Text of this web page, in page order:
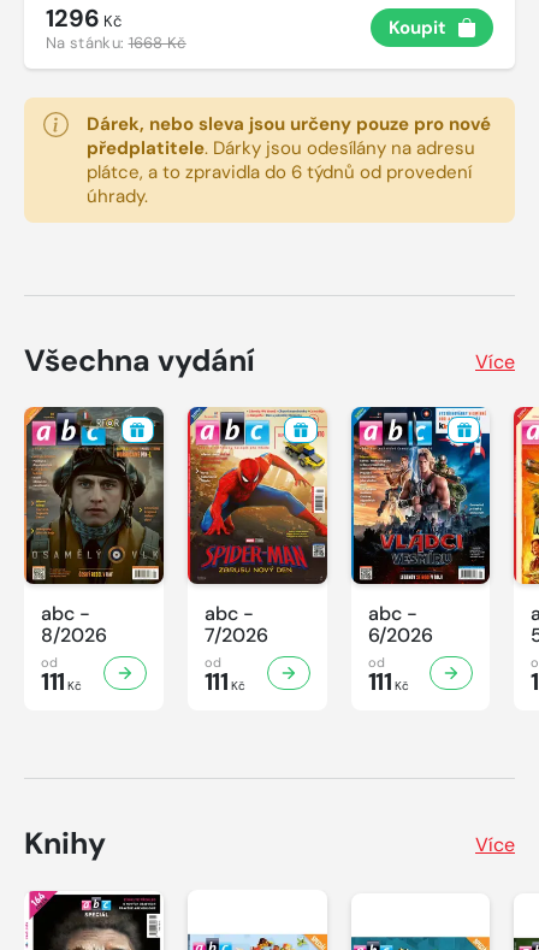
1296 Kč
Na stánku:1668 Kč
Koupit
Dárek, nebo sleva jsou určeny pouze pro nové
předplatitele. Dárky jsou odesílány na adresu
plátce, a to zpravidla do 6 týdnů od provedení
úhrady.
Všechna vydání Více
abc -
8/2026
od
111 Kč
abc -
7/2026
od
111 Kč
abc -
6/2026
od
111 Kč
Knihy Více